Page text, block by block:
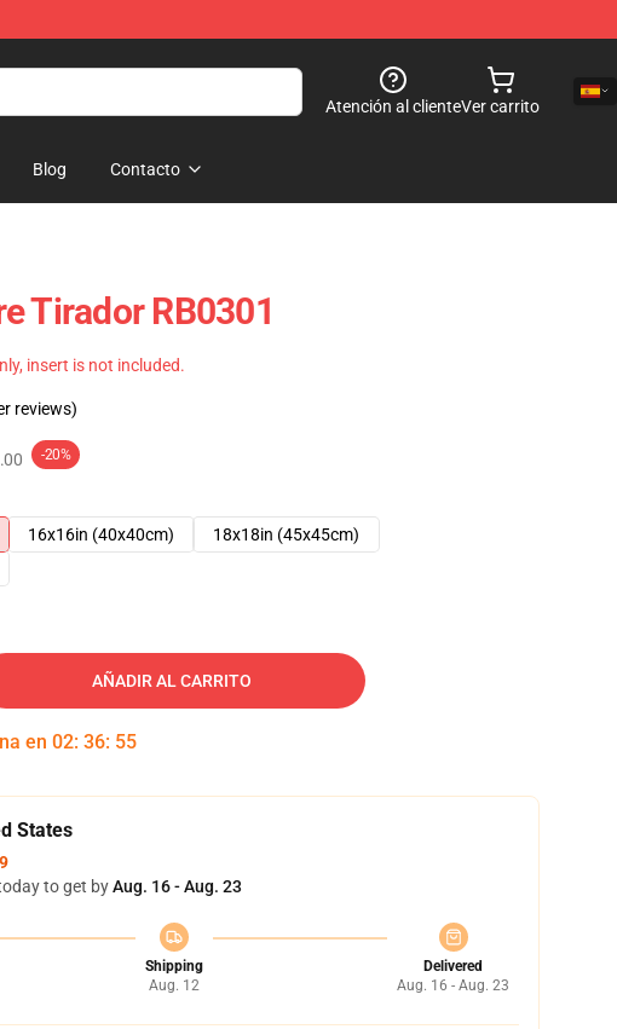
Atención al clienteVer carrito
Blog Contacto
Tirador RB0301
insert is not included.
reviews)
-20%
16x16in (40x40cm)
18x18in (45x45cm)
AÑADIR AL CARRITO
en 02: 36: 54
States
to get byAug. 16 - Aug. 23
Shipping
Aug. 12
Delivered
Aug. 16 - Aug. 23